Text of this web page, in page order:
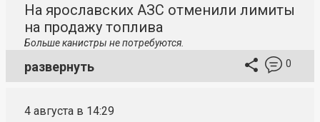
На ярославских АЗС отменили лимиты
на продажу топлива
Больше канистры не потребуются.
развернуть 0
4 августа в 14:29